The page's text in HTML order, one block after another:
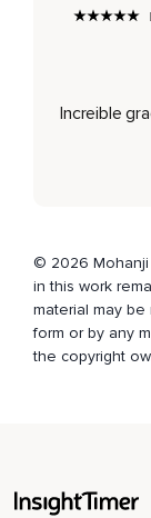
Entonces
Pero imagina,
Realizas las
birds club en
Entonces
Increible
© 2026 Mohanji
in this work
material may
form or by any
the copyright